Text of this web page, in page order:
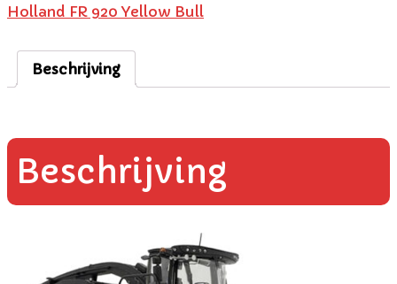
Holland FR 920 Yellow Bull
Beschrijving
Beschrijving